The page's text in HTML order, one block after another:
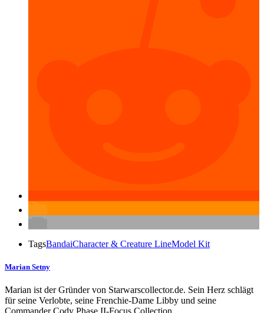
TagsBandaiCharacter & Creature LineModel Kit
Marian Setny
Marian ist der Gründer von Starwarscollector.de. Sein Herz schlägt
für seine Verlobte, seine Frenchie-Dame Libby und seine